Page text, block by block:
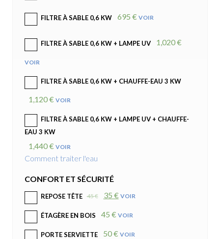
FILTRE À SABLE 0,6 KW 695 € VOIR
FILTRE À SABLE 0,6 KW + LAMPE UV 1,020 €
VOIR
FILTRE À SABLE 0,6 KW + CHAUFFE-EAU 3 KW
1,120 € VOIR
FILTRE À SABLE 0,6 KW + LAMPE UV + CHAUFFE-
EAU 3 KW
1,440 € VOIR
Comment traiter l'eau
CONFORT ET SÉCURITÉ
REPOSE TÊTE 45 € 35 € VOIR
ÉTAGÈRE EN BOIS 45 € VOIR
PORTE SERVIETTE 50 € VOIR